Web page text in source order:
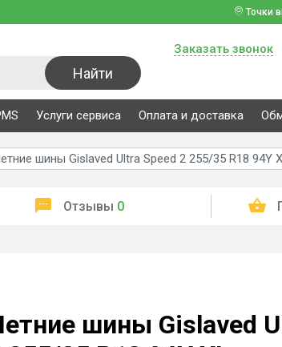
Точки
Найти
Заказать звонок
Услуги сервиса Оплата и доставка
шины Gislaved Ultra Speed 2 255/35 R18 94Y
Отзывы 0
шины Gislaved